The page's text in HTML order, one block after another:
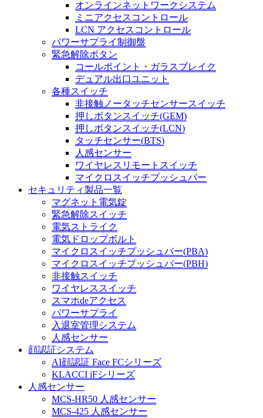
オンラインネットワークシステム
ミニアクセスコントロール
LCN アクセスコントロール
パワーサプライ制御盤
緊急解除ボタン
コールポイント・ガラスブレイク
デュアル出口ユニット
各種スイッチ
非接触ノータッチセンサースイッチ
押しボタンスイッチ(GEM)
押しボタンスイッチ(LCN)
タッチセンサー(BTS)
人感センサー
ワイヤレスリモートスイッチ
マイクロスイッチプッシュバー
セキュリティ製品一覧
マグネット電気錠
緊急解除スイッチ
電気ストライク
電気ドロップボルト
マイクロスイッチプッシュバー(PBA)
マイクロスイッチプッシュバー(PBH)
非接触スイッチ
ワイヤレススイッチ
スマホdeアクセス
パワーサプライ
入退室管理システム
人感センサー
顔認証システム
AI顔認証 Face FCシリーズ
KLACCI iFシリーズ
人感センサー
MCS-HR50 人感センサー
MCS-425 人感センサー